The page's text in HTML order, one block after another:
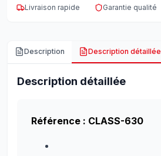
Livraison rapide Garantie qualité
Description Description détaillée
Description détaillée
Référence : CLASS-630